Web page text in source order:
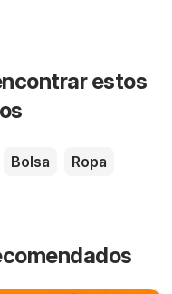
estos
Bolsa
Ropa